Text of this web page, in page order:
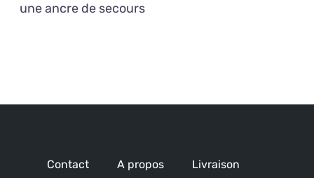
une ancre de secours
Contact A propos
Livraison